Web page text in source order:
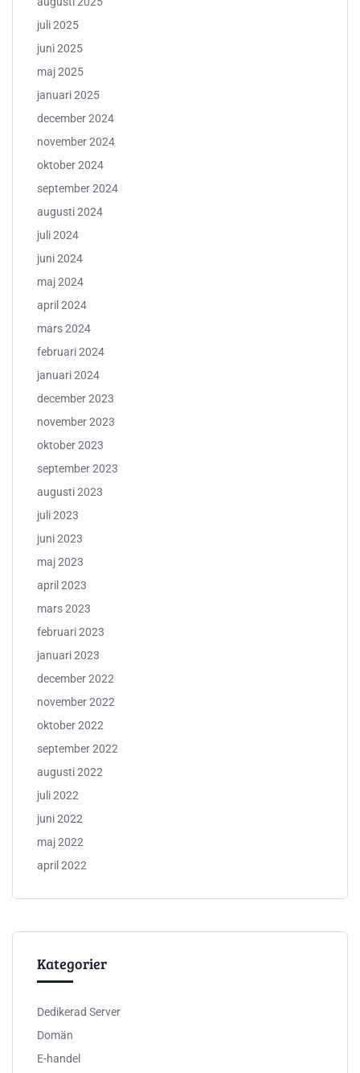
juli 2025
juni 2025
maj 2025
januari 2025
december 2024
november 2024
oktober 2024
september 2024
augusti 2024
juli 2024
juni 2024
maj 2024
april 2024
mars 2024
februari 2024
januari 2024
december 2023
november 2023
oktober 2023
september 2023
augusti 2023
juli 2023
juni 2023
maj 2023
april 2023
mars 2023
februari 2023
januari 2023
december 2022
november 2022
oktober 2022
september 2022
augusti 2022
juli 2022
juni 2022
maj 2022
april 2022
Kategorier
Dedikerad Server
Domän
E-handel